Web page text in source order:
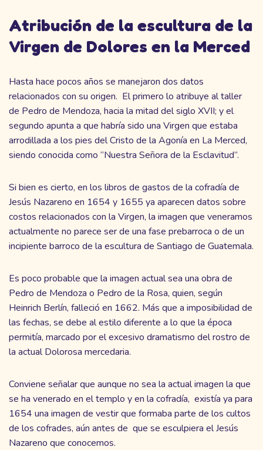
Atribución de la escultura de la
Virgen de Dolores en la Merced
Hasta hace pocos años se manejaron dos datos
relacionados con su origen. El primero lo atribuye al taller
de Pedro de Mendoza, hacia la mitad del siglo XVII; y el
segundo apunta a que habría sido una Virgen que estaba
arrodillada a los pies del Cristo de la Agonía en La Merced,
siendo conocida como “Nuestra Señora de la Esclavitud”.
Si bien es cierto, en los libros de gastos de la cofradía de
Jesús Nazareno en 1654 y 1655 ya aparecen datos sobre
costos relacionados con la Virgen, la imagen que veneramos
actualmente no parece ser de una fase prebarroca o de un
incipiente barroco de la escultura de Santiago de Guatemala.
Es poco probable que la imagen actual sea una obra de
Pedro de Mendoza o Pedro de la Rosa, quien, según
Heinrich Berlín, falleció en 1662. Más que a imposibilidad de
las fechas, se debe al estilo diferente a lo que la época
permitía, marcado por el excesivo dramatismo del rostro de
la actual Dolorosa mercedaria.
Conviene señalar que aunque no sea la actual imagen la que
se ha venerado en el templo y en la cofradía, existía ya para
1654 una imagen de vestir que formaba parte de los cultos
de los cofrades, aún antes de que se esculpiera el Jesús
Nazareno que conocemos.